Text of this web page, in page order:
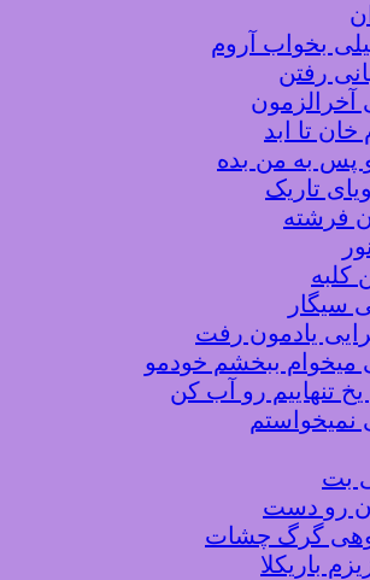
بخواب آروم
رفتن
آخرالزمون
تا ابد
پس به من بده
تاریک
فرشته
سیگار
یادمون رفت
میخوام ببخشم خودمو
تنهاییم رو آب کن
بت
رو دست
گرگ چشات
باریکلا